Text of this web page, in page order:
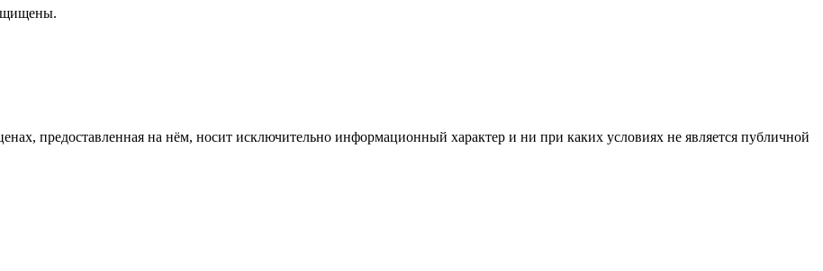
предоставленная на нём, носит исключительно информационный характер и ни при каких условиях не является публичной